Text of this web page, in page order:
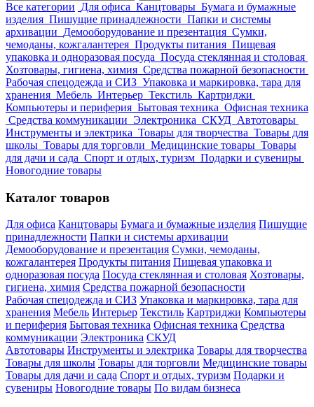
Все категории Для офиса Канцтовары Бумага и бумажные
изделия Пишущие принадлежности Папки и системы
архивации Демооборудование и презентация Сумки,
чемоданы, кожгалантерея Продукты питания Пищевая
упаковка и одноразовая посуда Посуда стеклянная и столовая
Хозтовары, гигиена, химия Средства пожарной безопасности
Рабочая спецодежда и СИЗ Упаковка и маркировка, тара для
хранения Мебель Интерьер Текстиль Картриджи
Компьютеры и периферия Бытовая техника Офисная техника
Средства коммуникации Электроника СКУД Автотовары
Инструменты и электрика Товары для творчества Товары для
школы Товары для торговли Медицинские товары Товары
для дачи и сада Спорт и отдых, туризм Подарки и сувениры
Новогодние товары
Каталог товаров
Для офиса Канцтовары Бумага и бумажные изделия Пишущие
принадлежности Папки и системы архивации
Демооборудование и презентация Сумки, чемоданы,
кожгалантерея Продукты питания Пищевая упаковка и
одноразовая посуда Посуда стеклянная и столовая Хозтовары,
гигиена, химия Средства пожарной безопасности
Рабочая спецодежда и СИЗ Упаковка и маркировка, тара для
хранения Мебель Интерьер Текстиль Картриджи Компьютеры
и периферия Бытовая техника Офисная техника Средства
коммуникации Электроника СКУД
Автотовары Инструменты и электрика Товары для творчества
Товары для школы Товары для торговли Медицинские товары
Товары для дачи и сада Спорт и отдых, туризм Подарки и
сувениры Новогодние товары По видам бизнеса